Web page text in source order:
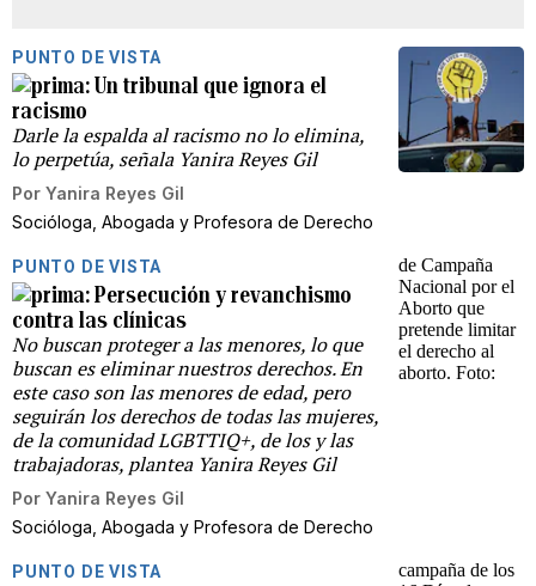
PUNTO DE VISTA
Un tribunal que ignora el
racismo
Darle la espalda al racismo no lo elimina,
lo perpetúa, señala Yanira Reyes Gil
Por Yanira Reyes Gil
Socióloga, Abogada y Profesora de Derecho
PUNTO DE VISTA
Persecución y revanchismo
contra las clínicas
No buscan proteger a las menores, lo que
buscan es eliminar nuestros derechos. En
este caso son las menores de edad, pero
seguirán los derechos de todas las mujeres,
de la comunidad LGBTTIQ+, de los y las
trabajadoras, plantea Yanira Reyes Gil
Por Yanira Reyes Gil
Socióloga, Abogada y Profesora de Derecho
PUNTO DE VISTA